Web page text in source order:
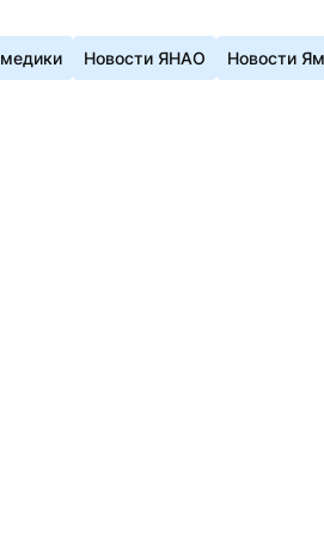
медики Новости ЯНАО Новости